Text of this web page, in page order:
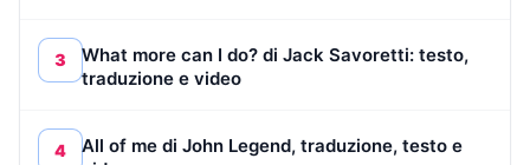
3
What more can I do? di Jack Savoretti: testo,
traduzione e video
4
All of me di John Legend, traduzione, testo e